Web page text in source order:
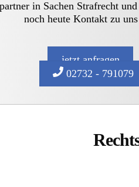
in Sachen Strafrecht
noch heute Kontakt zu
jetzt anfragen
02732 - 791079